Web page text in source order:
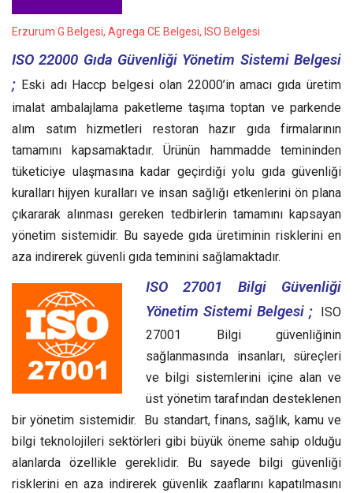
Erzurum G Belgesi, Agrega CE Belgesi, ISO Belgesi
ISO 22000 Gıda Güvenliği Yönetim Sistemi Belgesi
; Eski adı Haccp belgesi olan 22000’in amacı gıda üretim
imalat ambalajlama paketleme taşıma toptan ve parkende
alım satım hizmetleri restoran hazır gıda firmalarının
tamamını kapsamaktadır. Ürünün hammadde temininden
tüketiciye ulaşmasına kadar geçirdiği yolu gıda güvenliği
kuralları hijyen kuralları ve insan sağlığı etkenlerini ön plana
çıkararak alınması gereken tedbirlerin tamamını kapsayan
yönetim sistemidir. Bu sayede gıda üretiminin risklerini en
aza indirerek güvenli gıda teminini sağlamaktadır.
ISO 27001 Bilgi Güvenliği
Yönetim Sistemi Belgesi ; ISO
27001 Bilgi güvenliğinin
sağlanmasında insanları, süreçleri
ve bilgi sistemlerini içine alan ve
üst yönetim tarafından desteklenen
bir yönetim sistemidir. Bu standart, finans, sağlık, kamu ve
bilgi teknolojileri sektörleri gibi büyük öneme sahip olduğu
alanlarda özellikle gereklidir. Bu sayede bilgi güvenliği
risklerini en aza indirerek güvenlik zaaflarını kapatılmasını